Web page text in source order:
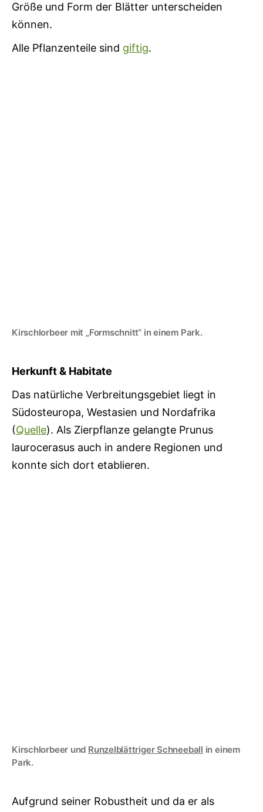
Größe und Form der Blätter unterscheiden
können.
Alle Pflanzenteile sind giftig.
Kirschlorbeer mit „Formschnitt“ in einem Park.
Herkunft & Habitate
Das natürliche Verbreitungsgebiet liegt in
Südosteuropa, Westasien und Nordafrika
(Quelle). Als Zierpflanze gelangte Prunus
laurocerasus auch in andere Regionen und
konnte sich dort etablieren.
Kirschlorbeer und Runzelblättriger Schneeball in einem
Park.
Aufgrund seiner Robustheit und da er als